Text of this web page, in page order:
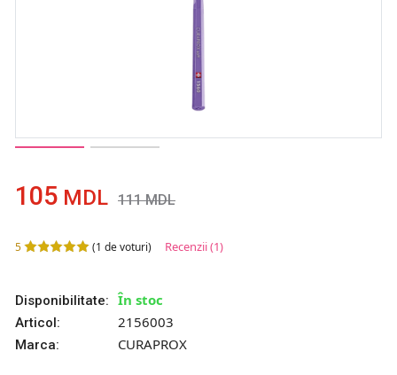
105 MDL 111MDL
5 (1 de voturi) Recenzii(1)
Disponibilitate: În stoc
Articol: 2156003
Marca: CURAPROX